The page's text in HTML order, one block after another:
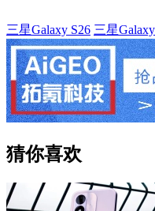
三星Galaxy S26 三星
猜你喜欢